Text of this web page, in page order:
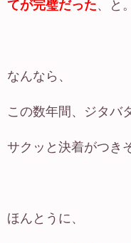
てが完璧だった、と。
なんなら、
この数年間、ジタバ
サクッと決着がつき
ほんとうに、